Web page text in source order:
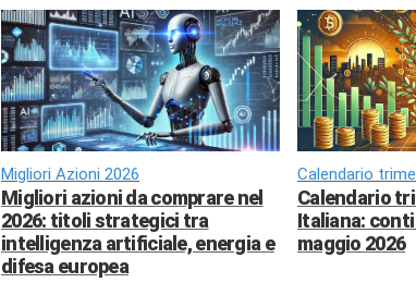
Migliori Azioni 2026
Migliori azioni da comprare nel
2026: titoli strategici tra
intelligenza artificiale, energia e
difesa europea
Calendario
Calendario
Italiana:
maggio 2026